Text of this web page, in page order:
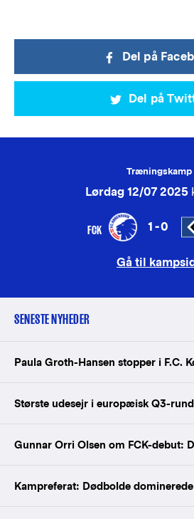
Del på
Del på
Træningskamp
Lørdag 12/07 2025
FCK 1-0
Gå til
SENESTE NYHEDER
Paula Groth-Hansen stopper i F.C.
Største udesejr i europæisk Q3-
Gunnar Orri Olsen om FCK-debut:
Kampreferat: Dødbolde